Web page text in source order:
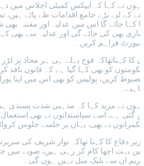
نے کہا کہ ایپکس کمیٹی اجلاس میں
کے لیے بڑے جامع اقدامات طے پائے ہیں،
کہا جائے گا اس میں عدلیہ اور مقننہ بھی
بھی کی جائے گی اور عدلیہ سے بھی
فراہم کریں۔
کا کہناتھاکہ فوج پہلے ہی ہر محاذ پر
کو بھی کہا گیا ہے کہ قانون نافذ
کریں، پولیس کو بھی اس میں اپنا پورا
نے مزید کہا کہ مذہبی شدت پسندی
گئی ہے، اسے سیاستدانوں نے بھی
نے بھی، یہاں پر جلسے جلوس
دفاع کا کہنا تھاکہ نواز شریف کی
بہت اچھا کام کر رہی ہیں، صوبے میں
ان سے بلیک میل نہیں ہوں گی۔